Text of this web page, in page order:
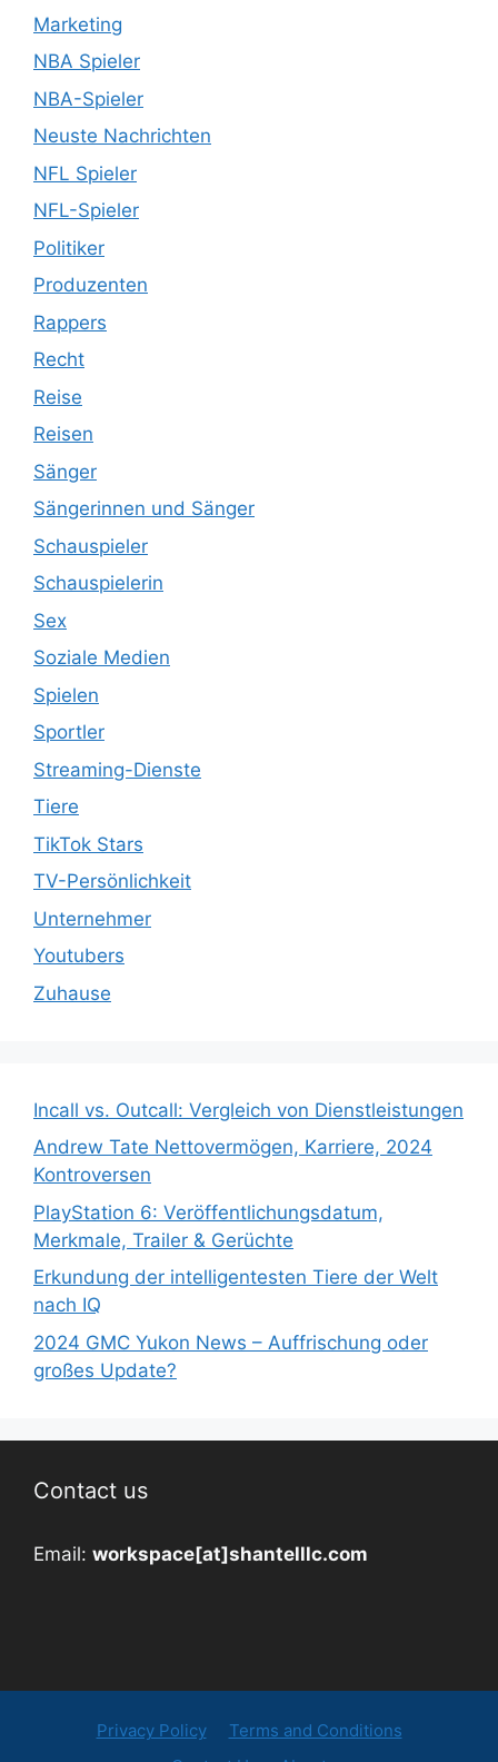
Marketing
NBA Spieler
NBA-Spieler
Neuste Nachrichten
NFL Spieler
NFL-Spieler
Politiker
Produzenten
Rappers
Recht
Reise
Reisen
Sänger
Sängerinnen und Sänger
Schauspieler
Schauspielerin
Sex
Soziale Medien
Spielen
Sportler
Streaming-Dienste
Tiere
TikTok Stars
TV-Persönlichkeit
Unternehmer
Youtubers
Zuhause
Incall vs. Outcall: Vergleich von Dienstleistungen
Andrew Tate Nettovermögen, Karriere, 2024
Kontroversen
PlayStation 6: Veröffentlichungsdatum,
Merkmale, Trailer & Gerüchte
Erkundung der intelligentesten Tiere der Welt
nach IQ
2024 GMC Yukon News – Auffrischung oder
großes Update?
Contact us
Email: workspace[at]shantelllc.com
Privacy Policy
Terms and Conditions